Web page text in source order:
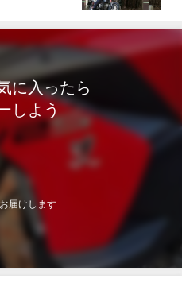
に入ったら
しよう
届けします